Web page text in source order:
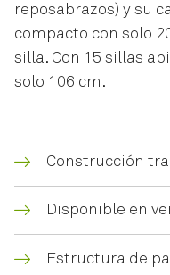
reposabrazos) y su
compacto con solo
silla. Con 15 sillas
solo 106 cm.
Construcción
Disponible en
Estructura de